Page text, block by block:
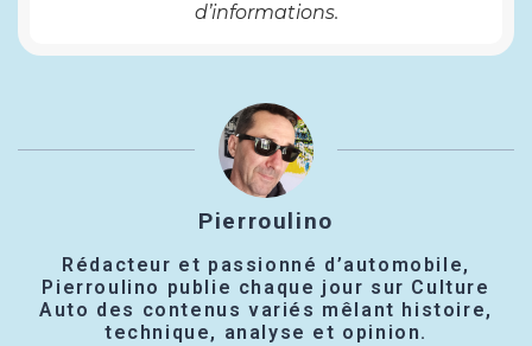
d’informations.
Pierroulino
Rédacteur et passionné d’automobile,
Pierroulino publie chaque jour sur Culture
Auto des contenus variés mêlant histoire,
technique, analyse et opinion.